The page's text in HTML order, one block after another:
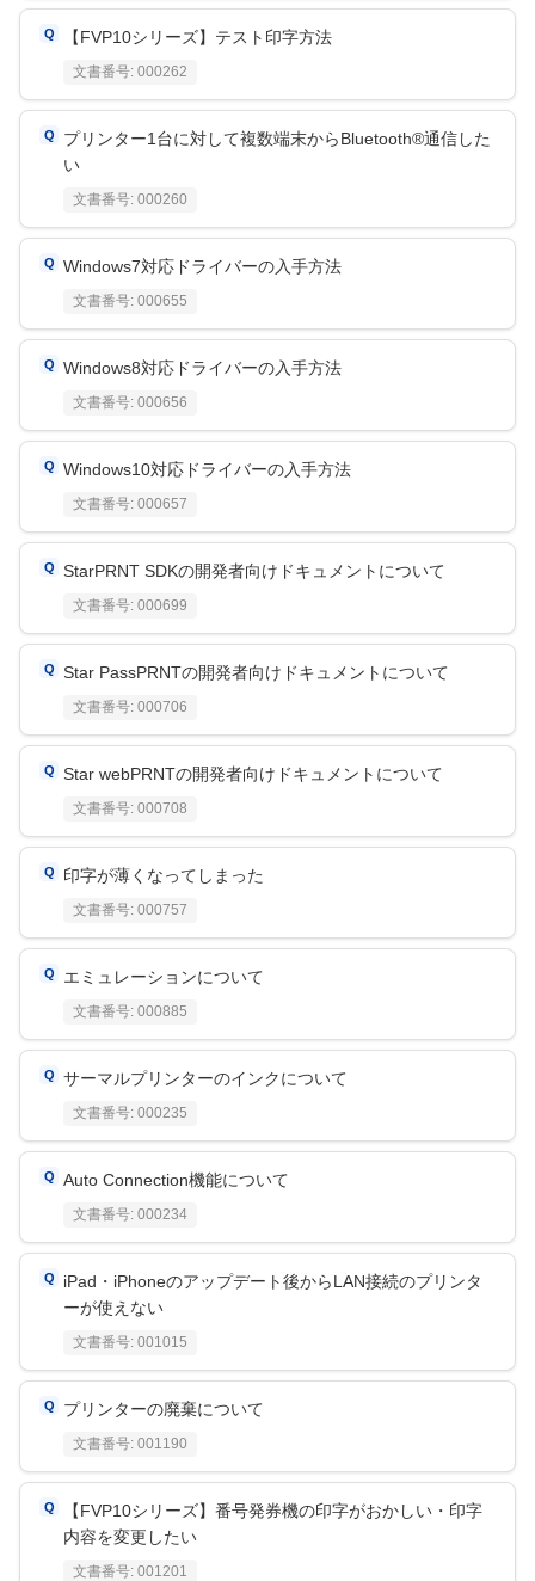
【FVP10シリーズ】テスト印字方法
文書番号: 000262
プリンター1台に対して複数端末からBluetooth®通信した
い
文書番号: 000260
Windows7対応ドライバーの入手方法
文書番号: 000655
Windows8対応ドライバーの入手方法
文書番号: 000656
Windows10対応ドライバーの入手方法
文書番号: 000657
StarPRNT SDKの開発者向けドキュメントについて
文書番号: 000699
Star PassPRNTの開発者向けドキュメントについて
文書番号: 000706
Star webPRNTの開発者向けドキュメントについて
文書番号: 000708
印字が薄くなってしまった
文書番号: 000757
エミュレーションについて
文書番号: 000885
サーマルプリンターのインクについて
文書番号: 000235
Auto Connection機能について
文書番号: 000234
iPad・iPhoneのアップデート後からLAN接続のプリンタ
ーが使えない
文書番号: 001015
プリンターの廃棄について
文書番号: 001190
【FVP10シリーズ】番号発券機の印字がおかしい・印字
内容を変更したい
文書番号: 001201